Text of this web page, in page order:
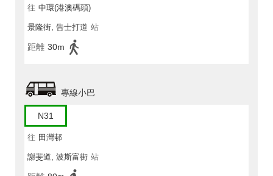
往 中環(港澳碼頭)
景隆街, 告士打道 站
距離 30m
專線小巴
N31
往 田灣邨
謝斐道, 波斯富街 站